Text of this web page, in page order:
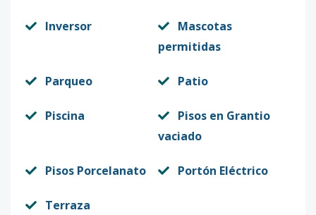
Inversor
Mascotas
permitidas
Parqueo Patio
Piscina
Pisos en Grantio
vaciado
Pisos Porcelanato Portón Eléctrico
Terraza